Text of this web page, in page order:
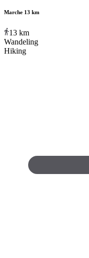
Marche 13 km
13 km
Wandeling
Hiking